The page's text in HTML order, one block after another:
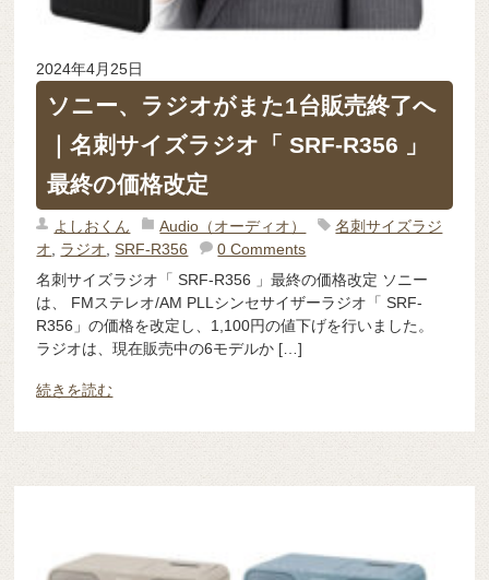
2024年4月25日
ソニー、ラジオがまた1台販売終了へ
｜名刺サイズラジオ「 SRF-R356 」
最終の価格改定
よしおくん Audio（オーディオ）
名刺サイズラジ
オ
ラジオ ,SRF-R356
0 Comments
名刺サイズラジオ「 SRF-R356 」最終の価格改定 ソニー
は、 FMステレオ/AM PLLシンセサイザーラジオ「 SRF-
R356」の価格を改定し、1,100円の値下げを行いました。
ラジオは、現在販売中の6モデルか […]
続きを読む